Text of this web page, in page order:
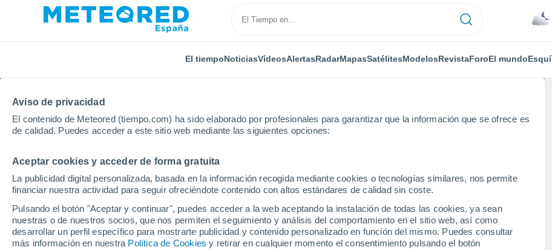
Aviso de privacidad
El contenido de Meteored (tiempo.com) ha sido elaborado por profesionales para garantizar que la información que se ofrece es
de calidad. Puedes acceder a este sitio web mediante las siguientes opciones:
Aceptar cookies y acceder de forma gratuita
La publicidad digital personalizada, basada en la información recogida mediante cookies o tecnologías similares, nos permite
financiar nuestra actividad para seguir ofreciéndote contenido con altos estándares de calidad sin coste.
Pulsando el botón "Aceptar y continuar", puedes acceder a la web aceptando la instalación de todas las cookies, ya sean
nuestras o de nuestros socios, que nos permiten el seguimiento y análisis del comportamiento en el sitio web, así como
desarrollar un perfil específico para mostrarte publicidad y contenido personalizado en función del mismo. Puedes consultar
más información en nuestra Política de Cookies y retirar en cualquier momento el consentimiento pulsando el botón
El tiempoNoticiasVídeosAlertasRadarMapasSatélitesModelosRevistaForoEl mundoEsquí
Inicio Austria Land de Tirol Glungezer
Glungezer
Hoy
7 Ago
Mañana
8 Ago
Domingo
9 Ago